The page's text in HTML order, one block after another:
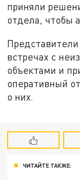
приняли
отдела, чтобы
встречах с
объектами и
оперативный
о них.
ЧИТАЙТЕ ТАКЖЕ: